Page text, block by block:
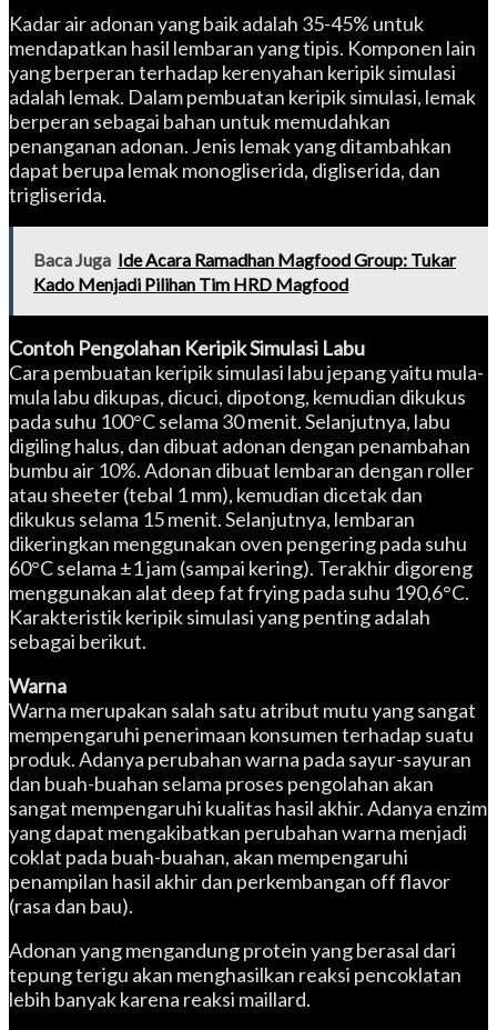
Kadar air adonan yang baik adalah 35-45% untuk
mendapatkan hasil lembaran yang tipis. Komponen lain
yang berperan terhadap kerenyahan keripik simulasi
adalah lemak. Dalam pembuatan keripik simulasi, lemak
berperan sebagai bahan untuk memudahkan
penanganan adonan. Jenis lemak yang ditambahkan
dapat berupa lemak monogliserida, digliserida, dan
trigliserida.
Baca Juga Ide Acara Ramadhan Magfood Group: Tukar
Kado Menjadi Pilihan Tim HRD Magfood
Contoh Pengolahan Keripik Simulasi Labu
Cara pembuatan keripik simulasi labu jepang yaitu mula-
mula labu dikupas, dicuci, dipotong, kemudian dikukus
pada suhu 100°C selama 30 menit. Selanjutnya, labu
digiling halus, dan dibuat adonan dengan penambahan
bumbu air 10%. Adonan dibuat lembaran dengan roller
atau sheeter (tebal 1 mm), kemudian dicetak dan
dikukus selama 15 menit. Selanjutnya, lembaran
dikeringkan menggunakan oven pengering pada suhu
60°C selama ±1 jam (sampai kering). Terakhir digoreng
menggunakan alat deep fat frying pada suhu 190,6°C.
Karakteristik keripik simulasi yang penting adalah
sebagai berikut.
Warna
Warna merupakan salah satu atribut mutu yang sangat
mempengaruhi penerimaan konsumen terhadap suatu
produk. Adanya perubahan warna pada sayur-sayuran
dan buah-buahan selama proses pengolahan akan
sangat mempengaruhi kualitas hasil akhir. Adanya enzim
yang dapat mengakibatkan perubahan warna menjadi
coklat pada buah-buahan, akan mempengaruhi
penampilan hasil akhir dan perkembangan off flavor
(rasa dan bau).
Adonan yang mengandung protein yang berasal dari
tepung terigu akan menghasilkan reaksi pencoklatan
lebih banyak karena reaksi maillard.